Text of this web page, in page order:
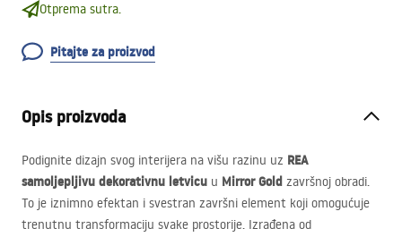
Otprema sutra.
Pitajte za proizvod
Opis proizvoda
Podignite dizajn svog interijera na višu razinu uz REA
samoljepljivu dekorativnu letvicu u Mirror Gold završnoj obradi.
To je iznimno efektan i svestran završni element koji omogućuje
trenutnu transformaciju svake prostorije. Izrađena od